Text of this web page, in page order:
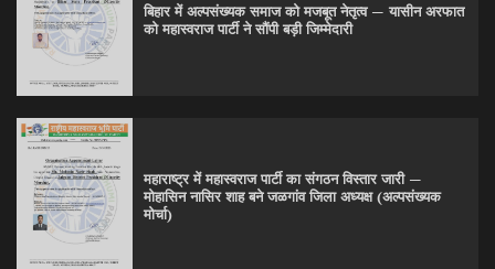
बिहार में अल्पसंख्यक समाज को मजबूत नेतृत्व — यासीन अरफात
को महास्वराज पार्टी ने सौंपी बड़ी जिम्मेदारी
महाराष्ट्र में महास्वराज पार्टी का संगठन विस्तार जारी —
मोहासिन नासिर शाह बने जळगांव जिला अध्यक्ष (अल्पसंख्यक
मोर्चा)